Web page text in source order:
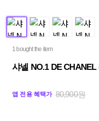
1 bought the item
샤넬 NO.1 DE
앱 전용 혜택가 80,900원